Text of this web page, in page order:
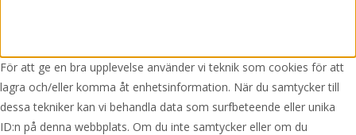
För att ge en bra upplevelse använder vi teknik som cookies för att
lagra och/eller komma åt enhetsinformation. När du samtycker till
dessa tekniker kan vi behandla data som surfbeteende eller unika
ID:n på denna webbplats. Om du inte samtycker eller om du